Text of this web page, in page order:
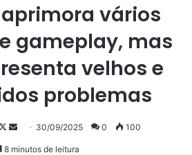
aprimora vários
gameplay, mas
velhos e
problemas
Follow
Mande30/09/2025 0 100
8 minutos de leitura